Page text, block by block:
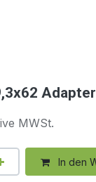
MWSt.
In den